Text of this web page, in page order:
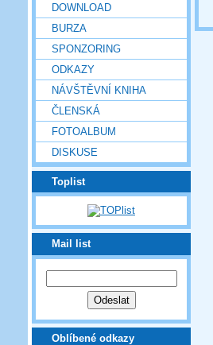
DOWNLOAD
BURZA
SPONZORING
ODKAZY
NÁVŠTĚVNÍ KNIHA
ČLENSKÁ
FOTOALBUM
DISKUSE
Toplist
Mail list
Oblíbené odkazy